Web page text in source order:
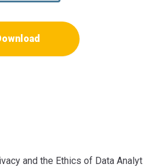
and the Ethics of Data